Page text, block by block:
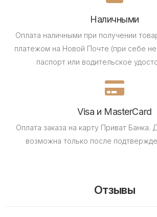
Наличными
Оплата наличными при получении
платежом на Новой Почте (при себе
паспорт или водительское
Visa и MasterCard
Оплата заказа на карту Приват Банка.
возможна только после
Отзывы